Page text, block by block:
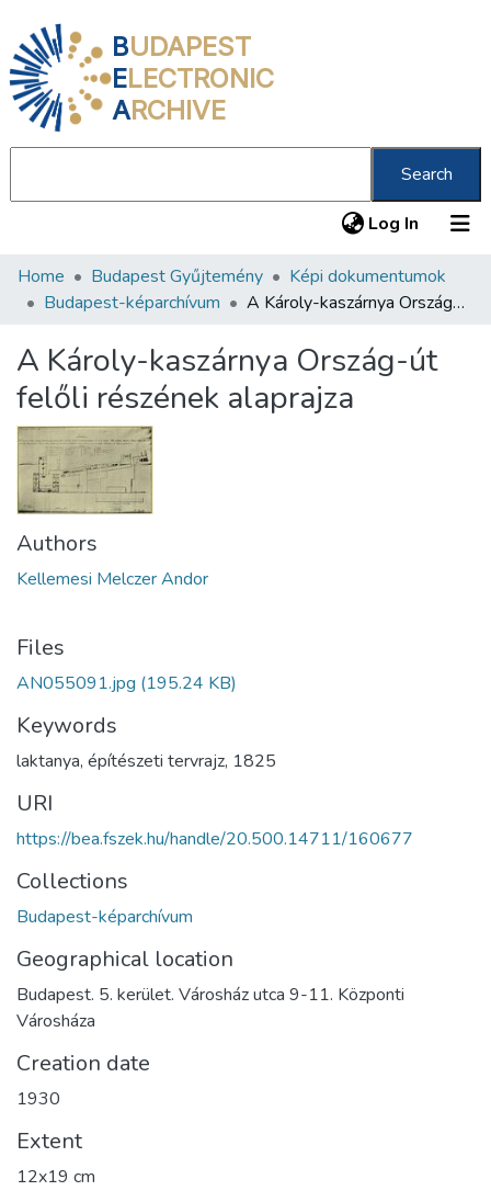
BUDAPEST
ELECTRONIC
ARCHIVE
Search
Log In (current)
Communities & Collections
Statistics
About us
Home Budapest Gyűjtemény
Képi dokumentumok
Budapest-képarchívum
A Károly-kaszárnya Ország-út felőli részének alaprajza
A Károly-kaszárnya Ország-út
felőli részének alaprajza
Authors
Kellemesi Melczer Andor
Files
AN055091.jpg (195.24 KB)
Keywords
laktanya, építészeti tervrajz, 1825
URI
https://bea.fszek.hu/handle/20.500.14711/160677
Collections
Budapest-képarchívum
Geographical location
Budapest. 5. kerület. Városház utca 9-11. Központi
Városháza
Creation date
1930
Extent
12x19 cm